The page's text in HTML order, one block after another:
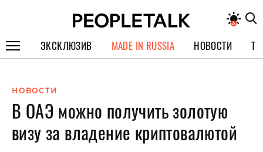
ЭКСКЛЮЗИВ
СПЕЦПРОЕКТЫ
ИНТЕРВЬЮ
ПОКОЛЕНИЕ
MADE IN RUSSIA НОВОСТИ
НОВОСТИ
В ОАЭ можно получить золотую
визу за владение криптовалютой